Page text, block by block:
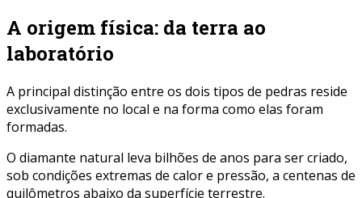
A origem física: da terra ao
laboratório
A principal distinção entre os dois tipos de pedras reside
exclusivamente no local e na forma como elas foram
formadas.
O diamante natural leva bilhões de anos para ser criado,
sob condições extremas de calor e pressão, a centenas de
quilômetros abaixo da superfície terrestre.